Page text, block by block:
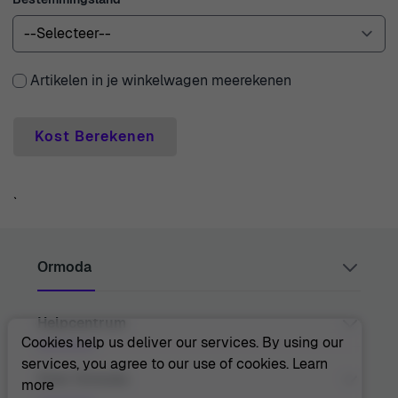
Artikelen in je winkelwagen meerekenen
Kost Berekenen
`
Ormoda
Juul Grietensstraat 9/11, 2140 Antwerp, Belgium
support@ormoda.com
Maandag t/m donderdag tussen 09:30 en 18:00 uur
(CET)
Helpcentrum
Over Ormoda
Cookies help us deliver our services. By using our
services, you agree to our use of cookies. Learn
more